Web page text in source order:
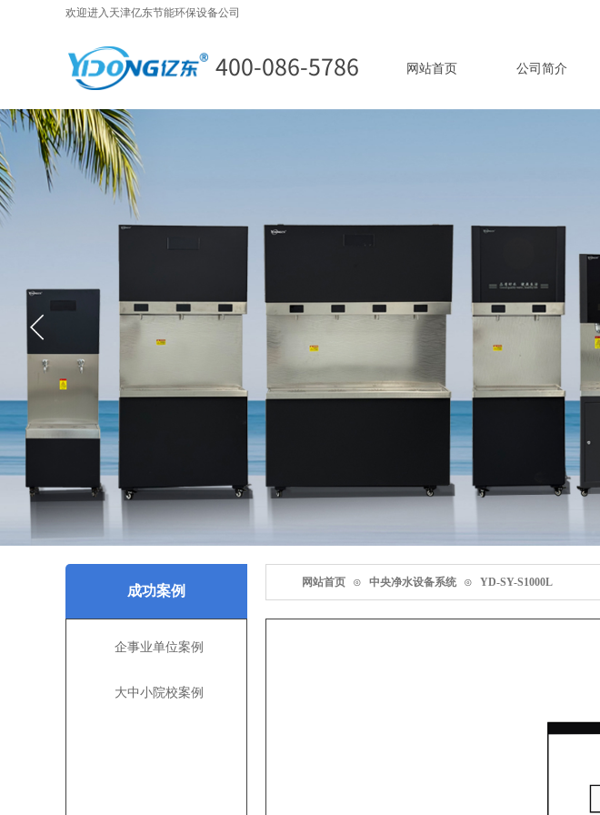
欢迎进入天津亿东节能环保设备公司
400-086-5786 网站首页 公司简介
网站首页 ⊙ 中央净水设备系统 ⊙ YD-SY-S1000L
成功案例
企事业单位案例
大中小院校案例